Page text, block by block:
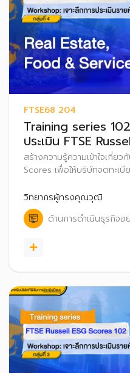
FTSE68 204
Training series
ประเมิน FTSE
สร้างความรู้ความเข้าใจเกี่ยว
Scores เพื่อให้บริษัทจดทะเ
Scores สู่สาธารณะ ตั้งแต่ปี
วิทยากรผู้ทรงคุณวุฒิ
ด้านการดำเนินธุรกิจอ